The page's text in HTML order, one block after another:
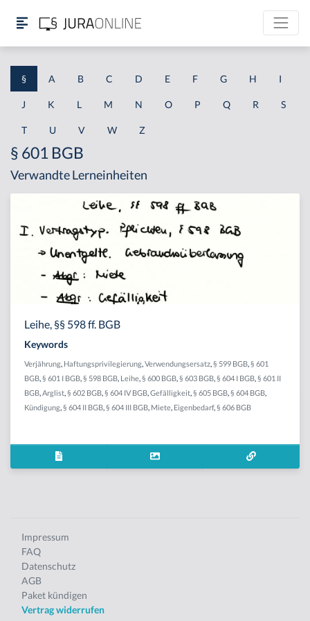
§ A B C D E F G H I
J K L M N O P Q R S
T U V W Z
§ 601 BGB
Verwandte Lerneinheiten
Leihe, §§ 598 ff. BGB
Keywords
Verjährung Haftungsprivilegierung Verwendungsersatz § 599 BGB § 601
BGB § 601 I BGB § 598 BGB Leihe § 600 BGB § 603 BGB § 604 I BGB § 601 II
BGB Arglist § 602 BGB § 604 IV BGB Gefälligkeit § 605 BGB § 604 BGB
Kündigung § 604 II BGB § 604 III BGB Miete Eigenbedarf, § 606 BGB
Impressum
FAQ
Datenschutz
AGB
Paket kündigen
Vertrag widerrufen